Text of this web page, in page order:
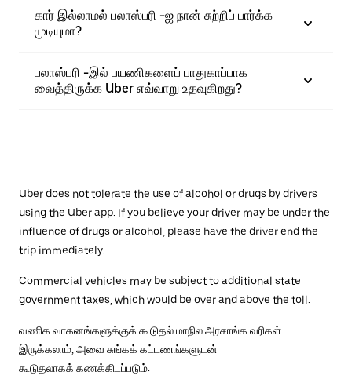
கார் இல்லாமல் பலாஸ்பரி -ஐ நான் சுற்றிப் பார்க்க
முடியுமா?
பலாஸ்பரி -இல் பயணிகளைப் பாதுகாப்பாக
வைத்திருக்க Uber எவ்வாறு உதவுகிறது?
Uber does not tolerate the use of alcohol or drugs by drivers
using the Uber app. If you believe your driver may be under the
influence of drugs or alcohol, please have the driver end the
trip immediately.
Commercial vehicles may be subject to additional state
government taxes, which would be over and above the toll.
வணிக வாகனங்களுக்குக் கூடுதல் மாநில அரசாங்க வரிகள்
இருக்கலாம், அவை சுங்கக் கட்டணங்களுடன்
கூடுதலாகக் கணக்கிடப்படும்.